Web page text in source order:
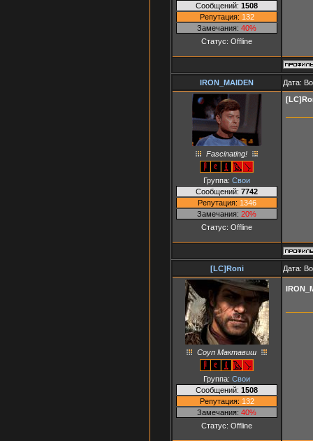
Сообщений: 1508
Репутация: 132
Замечания: 40%
Статус: Offline
IRON_MAIDEN Дата:
Fascinating!
Группа: Свои
Сообщений: 7742
Репутация: 1346
Замечания: 20%
Статус: Offline
[LC]Roni Дата:
Соуп Мактавиш
Группа: Свои
Сообщений: 1508
Репутация: 132
Замечания: 40%
Статус: Offline